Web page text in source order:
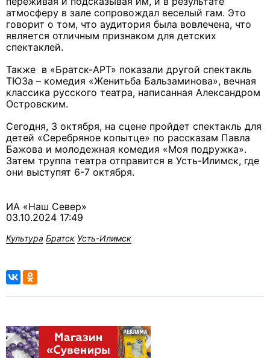
атмосферу в зале сопровождал веселый гам. Это
говорит о том, что аудитория была вовлечена, что
является отличным признаком для детских
спектаклей.
Также в «Братск-АРТ» показали другой спектакль
ТЮЗа – комедия «Женитьба Бальзаминова», вечная
классика русского театра, написанная Александром
Островским.
Сегодня, 3 октября, на сцене пройдет спектакль для
детей «Серебряное копытце» по рассказам Павла
Бажова и молодежная комедия «Моя подружка».
Затем труппа театра отправится в Усть-Илимск, где
они выступят 6-7 октября.
ИА «Наш Север»
03.10.2024 17:49
Культура Братск Усть-Илимск